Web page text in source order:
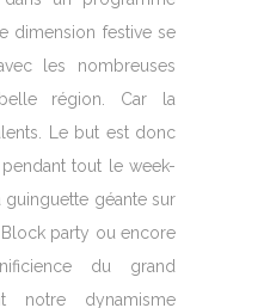
dimension festive se
les nombreuses
région. Car la
Le but est donc
tout le week-
géante sur
party ou encore
du grand
notre dynamisme